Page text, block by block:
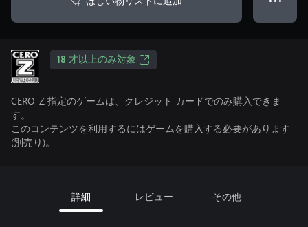
18 才以上のみ対象
CERO-Z 指定のゲームは、クレジット カードでのみ購入できま
す。
このコンテンツを利用するにはゲームを購入する必要があります
(別売り)。
詳細 レビュー その他